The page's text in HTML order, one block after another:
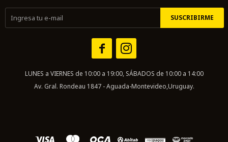
SUSCRIBIRME
 
LUNES a VIERNES de 10:00 a 19:00, SÁBADOS de 10:00 a 14:00
Av. Gral. Rondeau 1847 - Aguada-Montevideo,Uruguay.